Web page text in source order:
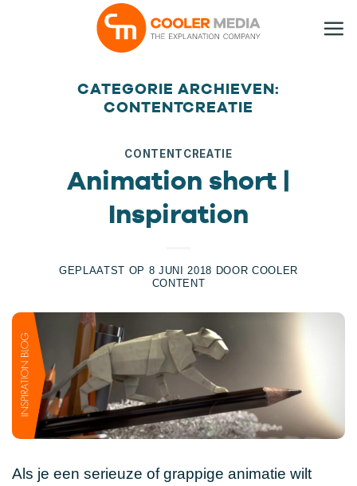
CATEGORIE ARCHIEVEN:
CONTENTCREATIE
CONTENTCREATIE
Animation short |
Inspiration
GEPLAATST OP 8 JUNI 2018 DOORCOOLER
CONTENT
Als je een serieuze of grappige animatie wilt